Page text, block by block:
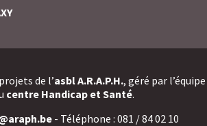
de l’asbl A.R.A.P.H., géré par l’équipe
centre Handicap et Santé.
- Téléphone : 081 / 84 02 10